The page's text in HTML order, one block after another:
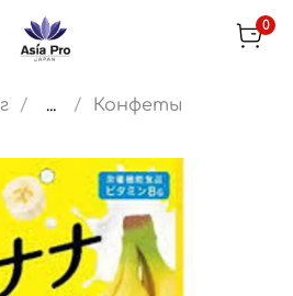
0
... Конфеты